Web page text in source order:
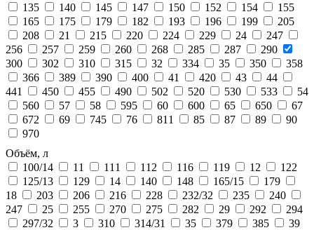
135
140 145 147 150 152 154
155
165
175 179 182 193 196 199
205
208
21 215 220 224 229 24
247
256
257 259 260 268 285 287
290
300
302 310 315 32 334 35 350
358
366
389 390 400 41 420 43
44
441
450 455 490 502 520 530 533
54
560
57 58 595 60 600 65 650
67
672
69 745 76 811 85 87 89
90
970
Объём, л
100/14
11 111 112 116 119 12
122
125/13
129 14 140 148 165/15
179
18
203 206 216 228 232/32 235
240
247
25 255 270 275 282 29 292
294
297/32
3 310 314/31 35 379 385
39